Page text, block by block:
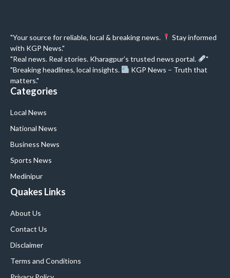
"Your source for reliable, local & breaking news.
Stay informed
with KGP News."
"Real news. Real stories. Kharagpur’s trusted news portal.
"
"Breaking headlines, local insights.
KGP News – Truth that
matters."
Categories
Local News
National News
Business News
Sports News
Medinipur
Quakes Links
About Us
Contact Us
Disclaimer
Terms and Conditions